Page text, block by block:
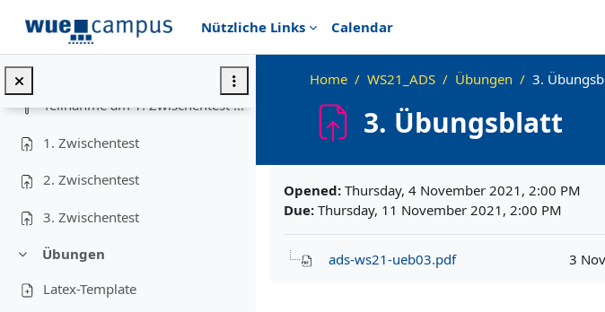
Nützliche Links
Calendar
Für heute (08.02.2022) gibt es leider kein Video! ...
Collapse
Teilnahme am 1. Zwischentest am 18.11
1. Zwischentest
2. Zwischentest
3. Zwischentest
Collapse
Übungen
Latex-Template
Home WS21_ADS Übungen 3.
3. Übungsblatt
Opened: Thursday, 4 November 2021, 2:00 PM
Due: Thursday, 11 November 2021, 2:00 PM
ads-ws21-ueb03.pdf 3